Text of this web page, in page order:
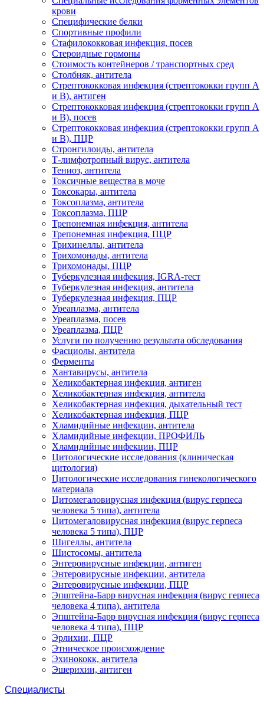
крови
Специфические белки
Спортивные профили
Стафилококковая инфекция, посев
Стероидные гормоны
Стоимость контейнеров / транспортных сред
Столбняк, антитела
Стрептококковая инфекция (стрептококки групп A
и B), антиген
Стрептококковая инфекция (стрептококки групп A
и B), посев
Стрептококковая инфекция (стрептококки групп A
и B), ПЦР
Стронгилоиды, антитела
Т-лимфотропный вирус, антитела
Тениоз, антитела
Токсичные вещества в моче
Токсокары, антитела
Токсоплазма, антитела
Токсоплазма, ПЦР
Трепонемная инфекция, антитела
Трепонемная инфекция, ПЦР
Трихинеллы, антитела
Трихомонады, антитела
Трихомонады, ПЦР
Туберкулезная инфекция, IGRA-тест
Туберкулезная инфекция, антитела
Туберкулезная инфекция, ПЦР
Уреаплазма, антитела
Уреаплазма, посев
Уреаплазма, ПЦР
Услуги по получению результата обследования
Фасциолы, антитела
Ферменты
Хантавирусы, антитела
Хеликобактерная инфекция, антиген
Хеликобактерная инфекция, антитела
Хеликобактерная инфекция, дыхательный тест
Хеликобактерная инфекция, ПЦР
Хламидийные инфекции, антитела
Хламидийные инфекции, ПРОФИЛЬ
Хламидийные инфекции, ПЦР
Цитологические исследования (клиническая
цитология)
Цитологические исследования гинекологического
материала
Цитомегаловирусная инфекция (вирус герпеса
человека 5 типа), антитела
Цитомегаловирусная инфекция (вирус герпеса
человека 5 типа), ПЦР
Шигеллы, антитела
Шистосомы, антитела
Энтеровирусные инфекции, антиген
Энтеровирусные инфекции, антитела
Энтеровирусные инфекции, ПЦР
Эпштейна-Барр вирусная инфекция (вирус герпеса
человека 4 типа), антитела
Эпштейна-Барр вирусная инфекция (вирус герпеса
человека 4 типа), ПЦР
Эрлихии, ПЦР
Этническое происхождение
Эхинококк, антитела
Эшерихии, антиген
Специалисты